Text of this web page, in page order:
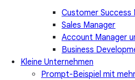
Customer Success
Sales Manager
Account Manager
Business
Kleine Unternehmen
Prompt-Beispiel mit